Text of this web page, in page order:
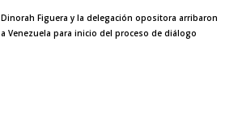
Dinorah Figuera y la delegación opositora arribaron
a Venezuela para inicio del proceso de diálogo